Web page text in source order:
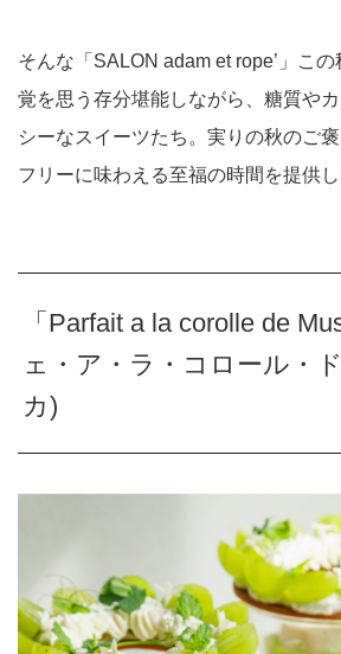
そんな「SALON adam et rope’」こ
覚を思う存分堪能しながら、糖質や
シーなスイーツたち。実りの秋のご
フリーに味わえる至福の時間を提供し
「Parfait a la corolle de
ェ・ア・ラ・コロール・
カ)